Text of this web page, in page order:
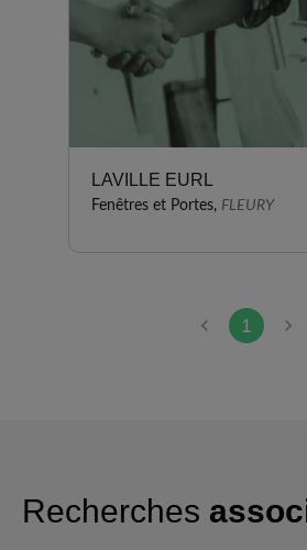
LAVILLE EURL
Fenêtres et Portes, FLEURY
1
Recherches